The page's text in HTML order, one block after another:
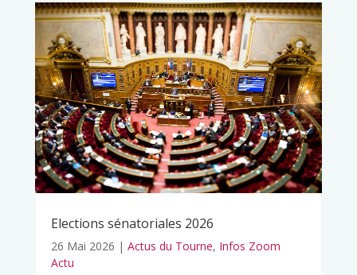
Elections sénatoriales 2026
26 Mai 2026 | Actus du Tourne, Infos Zoom
Actu